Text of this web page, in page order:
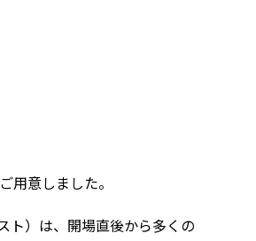
用意しました。
ト）は、開場直後から多くの